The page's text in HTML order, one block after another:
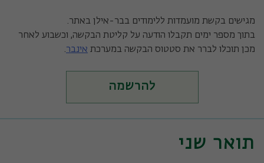
מגישים בקשת מועמדות ללימודים בבר-אילן באתר.
בתוך מספר ימים תקבלו הודעה על קליטת הבקשה, וכשבוע לאחר
מכן תוכלו לברר את סטטוס הבקשה במערכת אינבר.
להרשמה
תואר שני